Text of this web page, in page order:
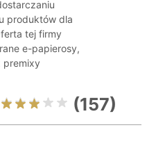
produktów dla
tej firmy
e-papierosy,
premixy
(157)